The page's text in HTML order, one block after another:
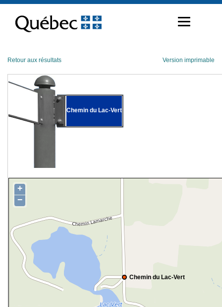
contenu
Retour aux résultats Version imprimable
Chemin du Lac-Vert
Chemin du Lac-Vert
+
−